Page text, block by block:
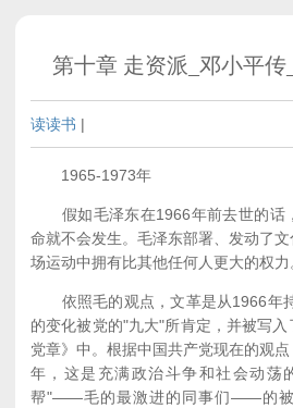
第十章 走资派_邓小平传
读读书 |
1965-1973年
假如毛泽东在1966年前去世的话
命就不会发生。毛泽东部署、发动了
场运动中拥有比其他任何人更大的权力
依照毛的观点，文革是从1966年
的变化被党的"九大"所肯定，并被写
党章》中。根据中国共产党现在的观
年，这是充满政治斗争和社会动荡
帮"——毛的最激进的同事们——的被